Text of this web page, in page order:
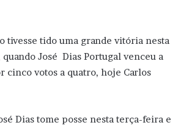
tivesse tido uma grande vitória nesta
José Dias Portugal venceu a
cinco votos a quatro, hoje Carlos
Dias tome posse nesta terça-feira e